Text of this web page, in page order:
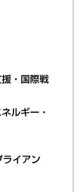
・国際戦
ルギー・
ライアン